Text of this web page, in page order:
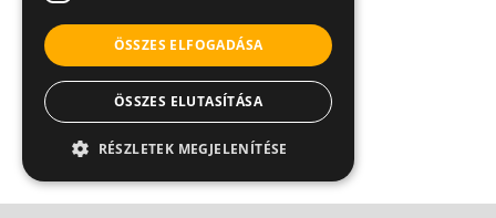
ÖSSZES ELFOGADÁSA
ÖSSZES ELUTASÍTÁSA
RÉSZLETEK MEGJELENÍTÉSE